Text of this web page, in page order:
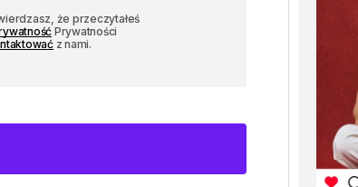
że przeczytałeś
Prywatności
z nami.